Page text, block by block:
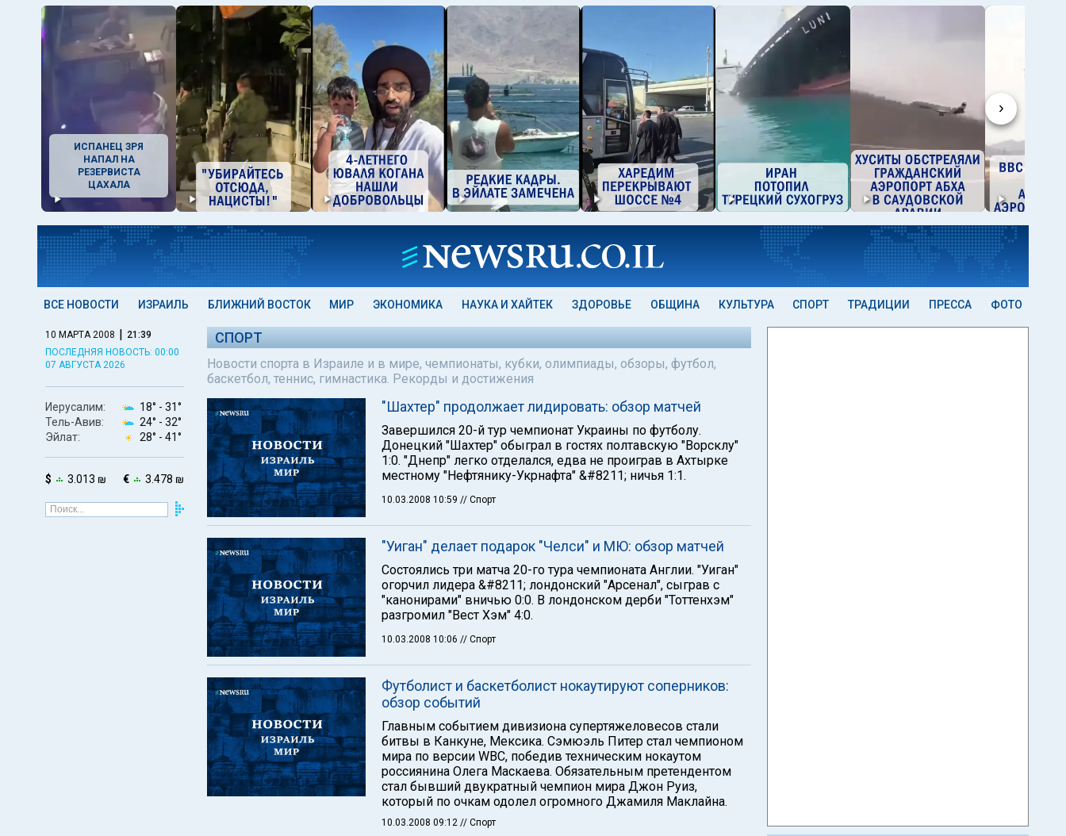
›
ИСПАНЕЦ ЗРЯ
НАПАЛ НА
РЕЗЕРВИСТА
ЦАХАЛА
ВСЕ НОВОСТИ ИЗРАИЛЬ БЛИЖНИЙ ВОСТОК МИР ЭКОНОМИКА НАУКА И ХАЙТЕК ЗДОРОВЬЕ ОБЩИНА КУЛЬТУРА СПОРТ ТРАДИЦИИ ПРЕССА ФОТО
10 МАРТА 2008 | 21:39
ПОСЛЕДНЯЯ НОВОСТЬ: 00:00
07 АВГУСТА 2026
Иерусалим: 18° - 31°
Тель-Авив:
24° - 32°
Эйлат:
28° - 41°
$ 3.013 ₪ € 3.478 ₪
СПОРТ
Новости спорта в Израиле и в мире, чемпионаты, кубки, олимпиады, обзоры, футбол,
баскетбол, теннис, гимнастика. Рекорды и достижения
"Шахтер" продолжает лидировать: обзор матчей
Завершился 20-й тур чемпионат Украины по футболу.
Донецкий "Шахтер" обыграл в гостях полтавскую "Ворсклу"
1:0. "Днепр" легко отделался, едва не проиграв в Ахтырке
местному "Нефтянику-Укрнафта" &#8211; ничья 1:1.
10.03.2008 10:59 // Спорт
"Уиган" делает подарок "Челси" и МЮ: обзор матчей
Состоялись три матча 20-го тура чемпионата Англии. "Уиган"
огорчил лидера &#8211; лондонский "Арсенал", сыграв с
"канонирами" вничью 0:0. В лондонском дерби "Тоттенхэм"
разгромил "Вест Хэм" 4:0.
10.03.2008 10:06 // Спорт
Футболист и баскетболист нокаутируют соперников:
обзор событий
Главным событием дивизиона супертяжеловесов стали
битвы в Канкуне, Мексика. Сэмюэль Питер стал чемпионом
мира по версии WBC, победив техническим нокаутом
россиянина Олега Маскаева. Обязательным претендентом
стал бывший двукратный чемпион мира Джон Руиз,
который по очкам одолел огромного Джамиля Маклайна.
10.03.2008 09:12 // Спорт